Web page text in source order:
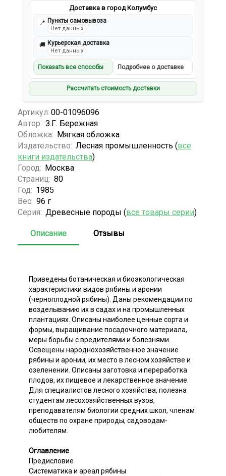
Доставка в город Колумбус
📍 Пункты самовывоза
Нет данных
🚚 Курьерская доставка
Нет данных
Показать все способы Подробнее о доставке
Рассчитать стоимость доставки
Артикул: 00-01096096
Автор: З.Г. Бережная
Обложка: Мягкая обложка
Издательство: Лесная промышленность (все
книги издательства)
Город: Москва
Страниц: 80
Год: 1985
Вес: 96 г
Серия: Древесные породы (все товары серии)
Описание Отзывы
Приведены ботаническая и биоэкологическая
характеристики видов рябины и аронии
(черноплодной рябины). Даны рекомендации по
возделыванию их в садах и на промышленных
плантациях. Описаны наиболее ценные сорта и
формы, выращивание посадочного материала,
меры борьбы с вредителями и болезнями.
Освещены народнохозяйственное значение
рябины и аронии, их место в лесном хозяйстве и
озеленении. Описаны заготовка и переработка
плодов, их пищевое и лекарственное значение.
Для специалистов лесного хозяйства, полезна
студентам лесохозяйственных вузов,
преподавателям биологии средних школ, членам
обществ по охране природы, садоводам-
любителям.
Оглавление
Предисловие
Систематика и ареал рябины